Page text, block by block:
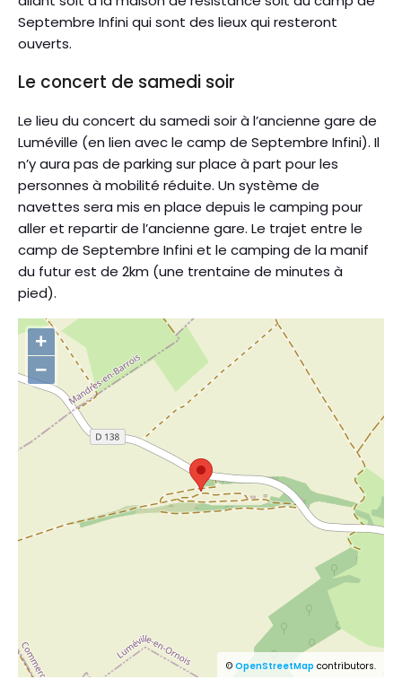
Septembre Infini qui sont des lieux qui resteront
ouverts.
Le concert de samedi soir
Le lieu du concert du samedi soir à l’ancienne gare de
Luméville (en lien avec le camp de Septembre Infini). Il
n’y aura pas de parking sur place à part pour les
personnes à mobilité réduite. Un système de
navettes sera mis en place depuis le camping pour
aller et repartir de l’ancienne gare. Le trajet entre le
camp de Septembre Infini et le camping de la manif
du futur est de 2km (une trentaine de minutes à
pied).
+
−
© OpenStreetMap contributors.